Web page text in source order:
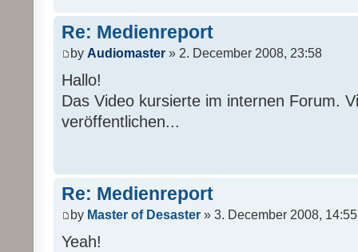
Re: Medienreport
by Audiomaster » 2. December 2008, 23:58
Hallo!
Das Video kursierte im internen Forum.
veröffentlichen...
Re: Medienreport
by Master of Desaster » 3. December 2008, 14:55
Yeah!